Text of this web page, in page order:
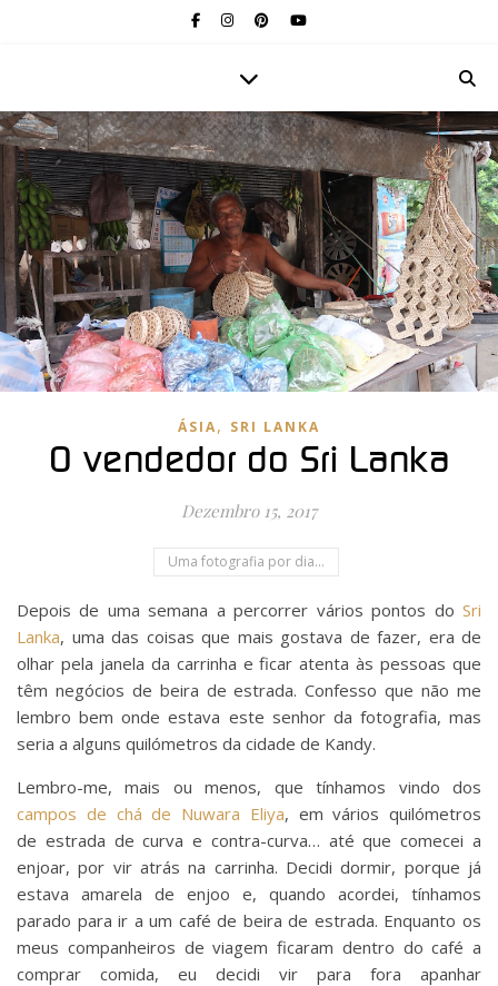
ÁSIA, SRI LANKA
O vendedor do Sri Lanka
Dezembro 15, 2017
Uma fotografia por dia...
Depois de uma semana a percorrer vários pontos do Sri
Lanka, uma das coisas que mais gostava de fazer, era de
olhar pela janela da carrinha e ficar atenta às pessoas que
têm negócios de beira de estrada. Confesso que não me
lembro bem onde estava este senhor da fotografia, mas
seria a alguns quilómetros da cidade de Kandy.
Lembro-me, mais ou menos, que tínhamos vindo dos
campos de chá de Nuwara Eliya, em vários quilómetros
de estrada de curva e contra-curva… até que comecei a
enjoar, por vir atrás na carrinha. Decidi dormir, porque já
estava amarela de enjoo e, quando acordei, tínhamos
parado para ir a um café de beira de estrada. Enquanto os
meus companheiros de viagem ficaram dentro do café a
comprar comida, eu decidi vir para fora apanhar